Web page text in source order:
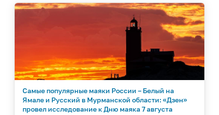
Самые популярные маяки России – Белый на
Ямале и Русский в Мурманской области: «Дзен»
провел исследование к Дню маяка 7 августа